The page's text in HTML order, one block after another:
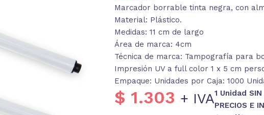
Marcador borrable tinta negra, con
Material: Plástico.
Medidas: 11 cm de largo
Área de marca: 4cm
Técnica de marca: Tampografía para
Impresión UV a full color 1 x 5 cm
Empaque: Unidades por Caja: 1000
$ 1.303 + IVA1 Unidad SIN
PRECIOS E